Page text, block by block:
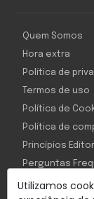
Utilizamos
Quem Somos
Hora extra
Política de
Termos de uso
Política de
Política de
Princípios
Perguntas